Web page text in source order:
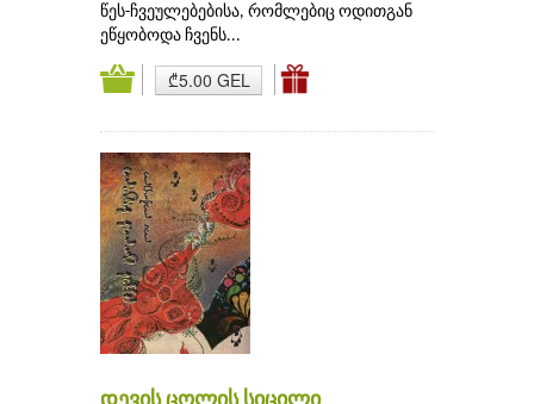
წეს-ჩვეულებებისა, რომლებიც ოდითგან
ეწყობოდა ჩვენს...
₾5.00 GEL